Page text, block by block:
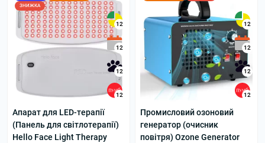
ЗНИЖКА
12
12
12
12
Апарат для LED-терапії
(Панель для світлотерапії)
Hello Face Light Therapy
12
12
12
12
Промисловий озоновий
генератор (очисник
повітря) Ozone Generator